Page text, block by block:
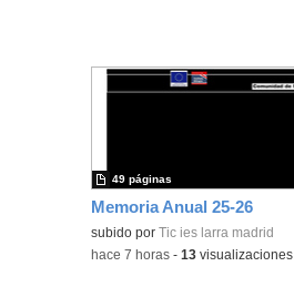
Memoria Anual 25-26
subido porTic ies larra madrid
49 páginas
-hace 7 horas -13 visualizaciones